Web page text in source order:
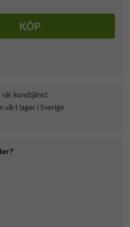
KÖP
kundtjänst
vårt lager i Sverige